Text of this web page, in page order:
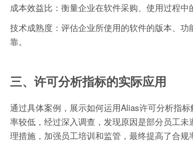
成本效益比：衡量企业在软件采购、使用过程
技术成熟度：评估企业所使用的软件的版本、
靠。
三、许可分析指标的实际应用
通过具体案例，展示如何运用Alias许可分析指
率较低，经过深入调查，发现原因是部分员工
理措施，加强员工培训和监管，最终提高了合规